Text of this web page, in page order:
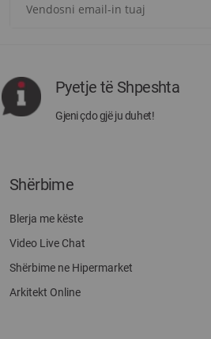
rreth
Megatek:
Pyetje të Shpeshta
Gjeni çdo gjë ju duhet!
Shërbime
Blerja me këste
Video Live Chat
Shërbime ne Hipermarket
Arkitekt Online